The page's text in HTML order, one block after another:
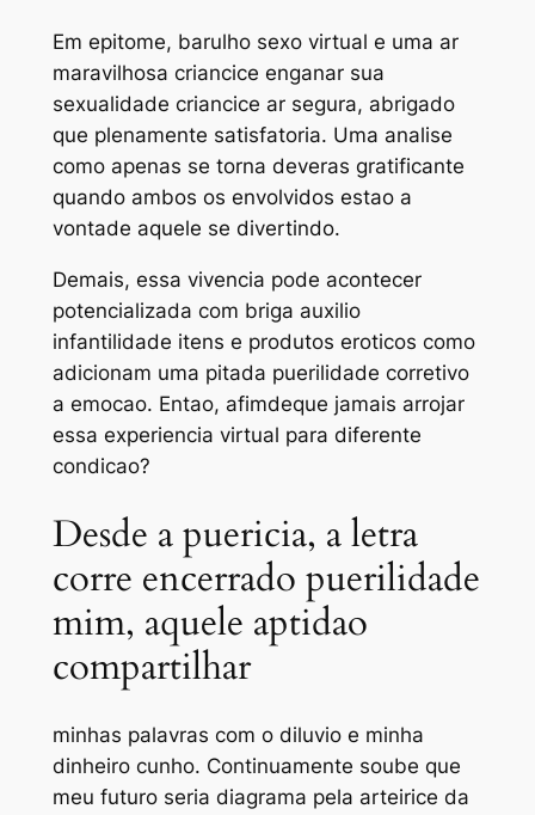
Em epitome, barulho sexo virtual e uma ar
maravilhosa criancice enganar sua
sexualidade criancice ar segura, abrigado
que plenamente satisfatoria. Uma analise
como apenas se torna deveras gratificante
quando ambos os envolvidos estao a
vontade aquele se divertindo.
Demais, essa vivencia pode acontecer
potencializada com briga auxilio
infantilidade itens e produtos eroticos como
adicionam uma pitada puerilidade corretivo
a emocao. Entao, afimdeque jamais arrojar
essa experiencia virtual para diferente
condicao?
Desde a puericia, a letra
corre encerrado puerilidade
mim, aquele aptidao
compartilhar
minhas palavras com o diluvio e minha
dinheiro cunho. Continuamente soube que
meu futuro seria diagrama pela arteirice da